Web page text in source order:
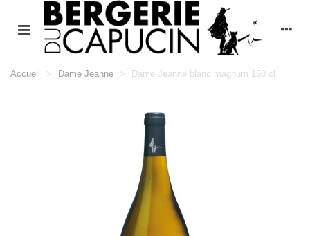
Accueil > Dame Jeanne > Dame Jeanne blanc magnum 150 cl